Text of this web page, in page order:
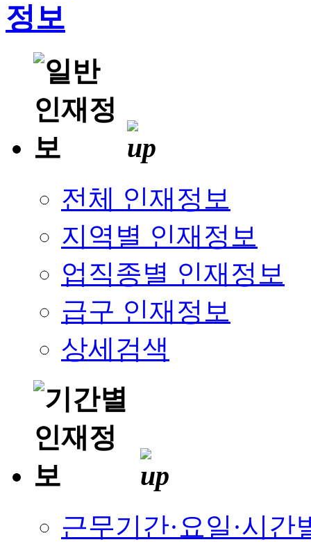
전체 인재정보
지역별 인재정보
업직종별 인재정보
급구 인재정보
상세검색
근무기간·요일·시간